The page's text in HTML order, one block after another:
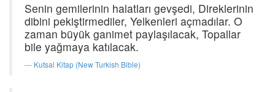
Senin gemilerinin halatları gevşedi, Direklerinin
dibini pekiştirmediler, Yelkenleri açmadılar. O
zaman büyük ganimet paylaşılacak, Topallar
bile yağmaya katılacak.
Kutsal Kitap (New Turkish Bible)